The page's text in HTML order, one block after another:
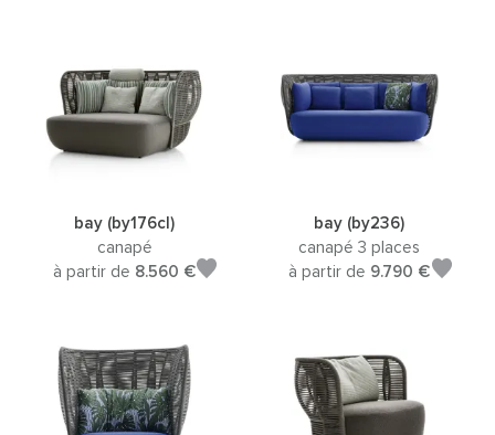
bay (by176cl)
canapé
à partir de 8.560 €
bay (by236)
canapé 3 places
à partir de 9.790 €